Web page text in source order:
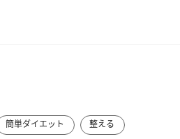
簡単ダイエット
整える